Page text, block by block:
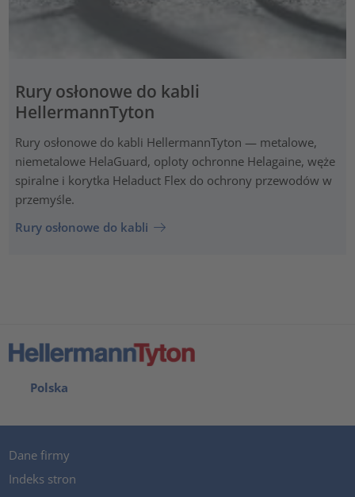
Rury osłonowe do kabli
HellermannTyton
Rury osłonowe do kabli HellermannTyton — metalowe,
niemetalowe HelaGuard, oploty ochronne Helagaine, węże
spiralne i korytka Heladuct Flex do ochrony przewodów w
przemyśle.
Rury osłonowe do kabli
Polska
Dane firmy
Indeks stron